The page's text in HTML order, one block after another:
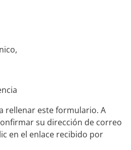
rellenar este formulario. A
su dirección de correo
en el enlace recibido por